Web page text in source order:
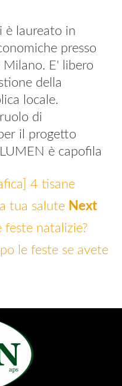
è laureato in
presso
Milano. E' libero
della
locale.
di
il progetto
è capofila
4 tisane
tua salute Next
feste natalizie?
le feste se avete